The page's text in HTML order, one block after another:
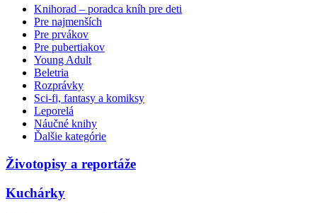
Knihorad – poradca kníh pre deti
Pre najmenších
Pre prvákov
Pre pubertiakov
Young Adult
Beletria
Rozprávky
Sci-fi, fantasy a komiksy
Leporelá
Náučné knihy
Ďalšie kategórie
Životopisy a reportáže
Kuchárky